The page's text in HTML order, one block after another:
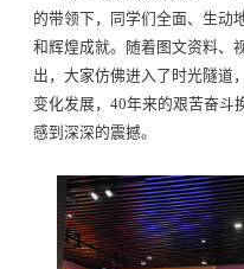
的带领下，同学们全面、生动
和辉煌成就。随着图文资料、
出，大家仿佛进入了时光隧道
变化发展，40年来的艰苦奋斗
感到深深的震撼。